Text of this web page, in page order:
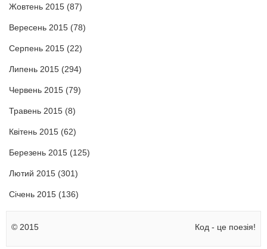
Жовтень 2015 (87)
Вересень 2015 (78)
Серпень 2015 (22)
Липень 2015 (294)
Червень 2015 (79)
Травень 2015 (8)
Квітень 2015 (62)
Березень 2015 (125)
Лютий 2015 (301)
Січень 2015 (136)
© 2015 Код - це поезія!